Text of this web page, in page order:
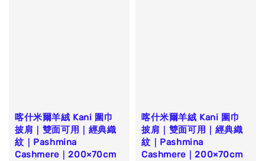
喀什米爾羊絨 Kani 圍巾
披肩｜雙面可用｜經典織
紋｜Pashmina
Cashmere｜200×70cm
喀什米爾羊絨 Kani 圍巾
披肩｜雙面可用｜經典織
紋｜Pashmina
Cashmere｜200×70cm